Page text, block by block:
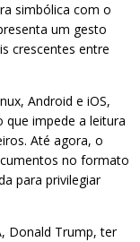
simbólica com o
um gesto
crescentes entre
Android e iOS,
impede a leitura
Até agora, o
no formato
para privilegiar
Donald Trump, ter